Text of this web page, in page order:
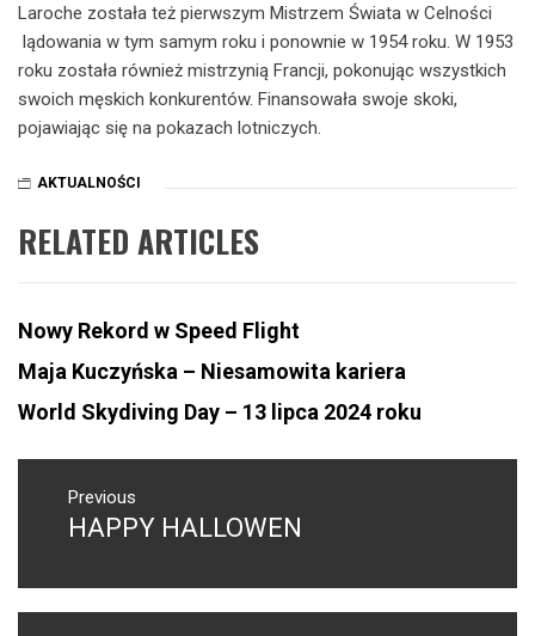
Laroche została też pierwszym Mistrzem Świata w Celności
lądowania w tym samym roku i ponownie w 1954 roku. W 1953
roku została również mistrzynią Francji, pokonując wszystkich
swoich męskich konkurentów. Finansowała swoje skoki,
pojawiając się na pokazach lotniczych.
AKTUALNOŚCI
RELATED ARTICLES
Nowy Rekord w Speed Flight
Maja Kuczyńska – Niesamowita kariera
World Skydiving Day – 13 lipca 2024 roku
NAWIGACJA
WPISUPrevious
Previous
HAPPY HALLOWEN